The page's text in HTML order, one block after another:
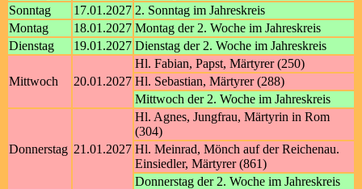
Sonntag
17.01.2027 2. Sonntag im Jahreskreis
Montag
18.01.2027 Montag der 2. Woche im Jahreskreis
Dienstag
19.01.2027 Dienstag der 2. Woche im Jahreskreis
Mittwoch 20.01.2027
Hl. Fabian, Papst, Märtyrer (250)
Hl. Sebastian, Märtyrer (288)
Mittwoch der 2. Woche im Jahreskreis
Donnerstag 21.01.2027
Hl. Agnes, Jungfrau, Märtyrin in Rom
(304)
Hl. Meinrad, Mönch auf der Reichenau.
Einsiedler, Märtyrer (861)
Donnerstag der 2. Woche im Jahreskreis